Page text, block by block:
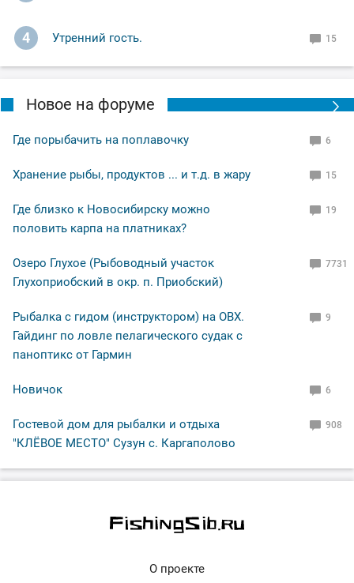
4 Утренний гость. 15
Новое на форуме
Где порыбачить на поплавочку 6
Хранение рыбы, продуктов ... и т.д. в жару 15
Где близко к Новосибирску можно
половить карпа на платниках?
19
Озеро Глухое (Рыбоводный участок
Глухоприобский в окр. п. Приобский)
7731
Рыбалка с гидом (инструктором) на ОВХ.
Гайдинг по ловле пелагического судак с
паноптикс от Гармин
9
Новичок 6
Гостевой дом для рыбалки и отдыха
"КЛЁВОЕ МЕСТО" Сузун с. Каргаполово
908
О проекте